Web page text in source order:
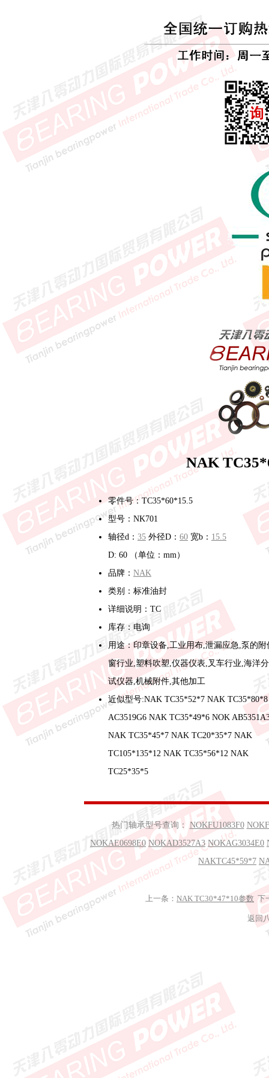
NAK
零件号：TC35*60*15.5
型号：NK701
轴径d： 35 外径D： 60 宽b： 15.5
D: 60 （单位：mm）
品牌： NAK
类别：标准油封
详细说明：TC
库存：电询
用途：印章设备,工业用布,泄漏应急,泵的附
窗行业,塑料吹塑,仪器仪表,叉车行业,海洋
试仪器,机械附件,其他加工
近似型号:NAK TC35*52*7 NAK
AC3519G6 NAK TC35*49*6 NOK
NAK TC35*45*7 NAK TC20*35*7 NAK
TC105*135*12 NAK TC35*56*12 NAK
TC25*35*5
热门轴承型号查询：NOKFU1083F0
NOKAE0698E0 NOKAD3527A3 NOKAG3034E0
NAKTC45*59*7
上一条： NAK TC30*47*10参数 下
返回